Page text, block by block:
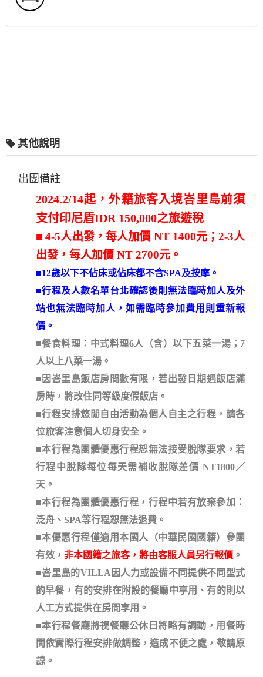
其他說明
出團備註
2024.2/14起，外籍旅客入境峇里島前須
支付印尼盾IDR 150,000之旅遊稅
■ 4-5人出發，每人加價 NT 1400元；2-3人
出發，每人加價 NT 2700元。
■12歲以下不佔床或佔床都不含SPA及按摩。
■行程及人數名單台北確認後則無法臨時加人及外
站也無法臨時加人，如需臨時參加費用則重新報
價。
■餐食料理：中式料理6人（含）以下五菜一湯；7
人以上八菜一湯。
■因峇里島飯店房間數有限，若出發日期遇飯店滿
房時，將改住同等級度假飯店。
■行程安排悠閒自由活動為個人自主之行程，請各
位旅客注意個人切身安全。
■本行程為團體優惠行程恕無法接受脫隊要求，若
行程中脫隊每位每天需補收脫隊差價 NT1800／
天。
■本行程為團體優惠行程，行程中若有放棄參加：
泛舟、SPA等行程恕無法退費。
■本優惠行程僅適用本國人（中華民國國籍）參團
有效， 非本國籍之旅客，將由客服人員另行報價 。
■峇里島的VILLA因人力或設備不同提供不同型式
的早餐，有的安排在附設的餐廳中享用、有的則以
人工方式提供在房間享用。
■本行程餐廳將視餐廳公休日將略有調動，用餐時
間依實際行程安排做調整，造成不便之處，敬請原
諒。